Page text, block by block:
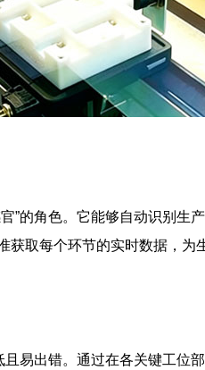
”的角色。它能够自动识别生
获取每个环节的实时数据，
易出错。通过在各关键工位